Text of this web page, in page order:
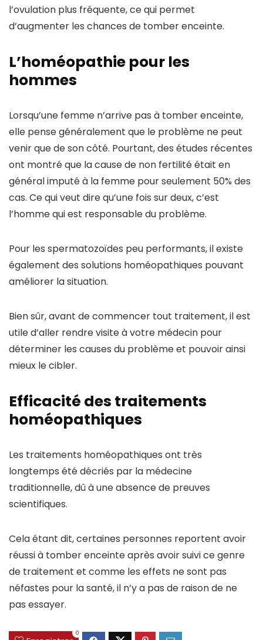
l’ovulation plus fréquente, ce qui permet
d’augmenter les chances de tomber enceinte.
L’homéopathie pour les
hommes
Lorsqu’une femme n’arrive pas à tomber enceinte,
elle pense généralement que le problème ne peut
venir que de son côté. Pourtant, des études récentes
ont montré que la cause de non fertilité était en
général imputé à la femme pour seulement 50% des
cas. Ce qui veut dire qu’une fois sur deux, c’est
l’homme qui est responsable du problème.
Pour les spermatozoïdes peu performants, il existe
également des solutions homéopathiques pouvant
améliorer la situation.
Bien sûr, avant de commencer tout traitement, il est
utile d’aller rendre visite à votre médecin pour
déterminer les causes du problème et pouvoir ainsi
mieux le cibler.
Efficacité des traitements
homéopathiques
Les traitements homéopathiques ont très
longtemps été décriés par la médecine
traditionnelle, dû à une absence de preuves
scientifiques.
Cela étant dit, certaines personnes reportent avoir
réussi à tomber enceinte après avoir suivi ce genre
de traitement et comme les effets ne sont pas
néfastes pour la santé, il n’y a pas de raison de ne
pas essayer.
0